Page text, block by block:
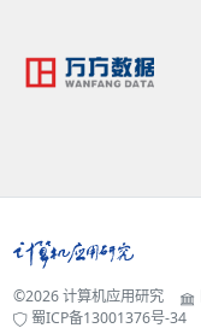
©2026 计算机应用研究
蜀ICP备13001376号-34